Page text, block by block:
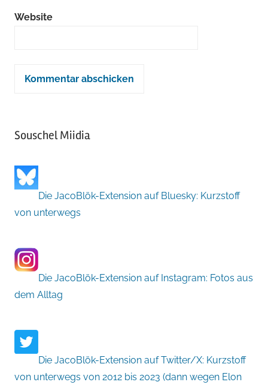
Website
Souschel Miidia
Die JacoBlök-Extension auf Bluesky: Kurzstoff
von unterwegs
Die JacoBlök-Extension auf Instagram: Fotos aus
dem Alltag
Die JacoBlök-Extension auf Twitter/X: Kurzstoff
von unterwegs von 2012 bis 2023 (dann wegen Elon